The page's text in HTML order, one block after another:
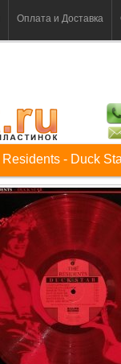
Оплата и Доставка
Residents - Duck